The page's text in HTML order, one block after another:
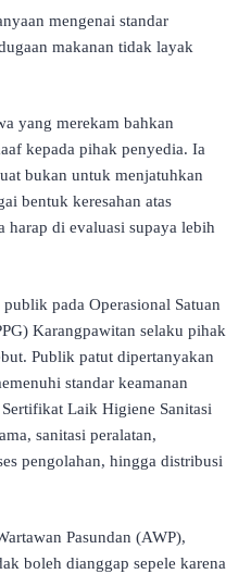
mengenai standar
makanan tidak layak
yang merekam bahkan
kepada pihak penyedia. Ia
bukan untuk menjatuhkan
bentuk keresahan atas
harap di evaluasi supaya lebih
pada Operasional Satuan
Karangpawitan selaku pihak
Publik patut dipertanyakan
standar keamanan
Laik Higiene Sanitasi
sanitasi peralatan,
pengolahan, hingga distribusi
Pasundan (AWP),
boleh dianggap sepele karena